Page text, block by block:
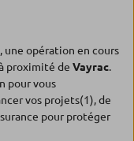
une opération en cours
proximité de Vayrac.
pour vous
vos projets(1), de
pour protéger